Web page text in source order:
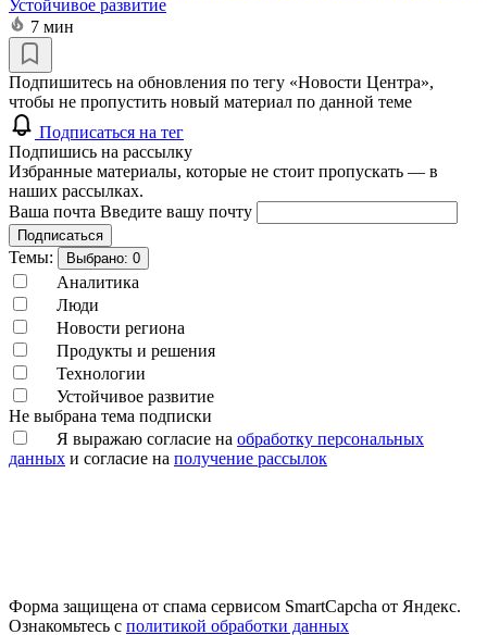
Устойчивое развитие
7 мин
Подпишитесь на обновления по тегу «Новости Центра»,
чтобы не пропустить новый материал по данной теме
Подписаться на тег
Подпишись на рассылку
Избранные материалы, которые не стоит пропускать — в
наших рассылках.
Ваша почта Введите вашу почту
Подписаться
Темы: Выбрано: 0
Аналитика
Люди
Новости региона
Продукты и решения
Технологии
Устойчивое развитие
Не выбрана тема подписки
Я выражаю согласие на обработку персональных
данных и согласие на получение рассылок
Форма защищена от спама сервисом SmartCapcha от Яндекс.
Ознакомьтесь с политикой обработки данных